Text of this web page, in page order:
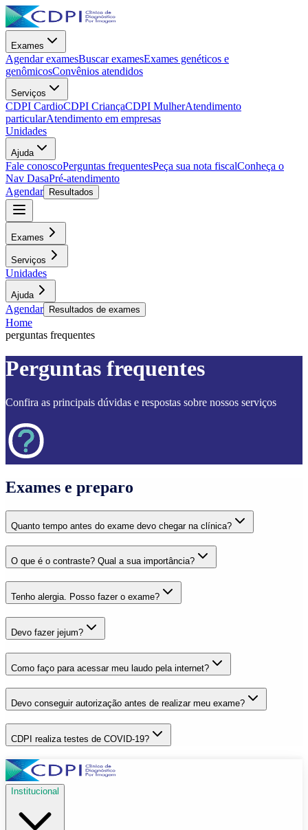
Exames
Agendar examesBuscar examesExames genéticos e
genômicosConvênios atendidos
Serviços
CDPI CardioCDPI CriançaCDPI MulherAtendimento
particularAtendimento em empresas
Unidades
Ajuda
Fale conoscoPerguntas frequentesPeça sua nota fiscalConheça o
Nav DasaPré-atendimento
Agendar
Resultados
Exames
Serviços
Unidades
Ajuda
Agendar Resultados de exames
Home
perguntas frequentes
Perguntas frequentes
Confira as principais dúvidas e respostas sobre nossos serviços
Exames e preparo
Quanto tempo antes do exame devo chegar na clínica?
O que é o contraste? Qual a sua importância?
Tenho alergia. Posso fazer o exame?
Devo fazer jejum?
Como faço para acessar meu laudo pela internet?
Devo conseguir autorização antes de realizar meu exame?
CDPI realiza testes de COVID-19?
Institucional